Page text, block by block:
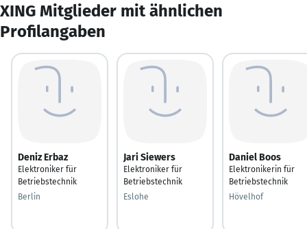
XING Mitglieder mit ähnlichen
Profilangaben
Deniz Erbaz
Elektroniker für
Betriebstechnik
Berlin
Jari Siewers
Elektroniker für
Betriebstechnik
Eslohe
Daniel Boos
Elektronikerin für
Betriebstechnik
Hövelhof